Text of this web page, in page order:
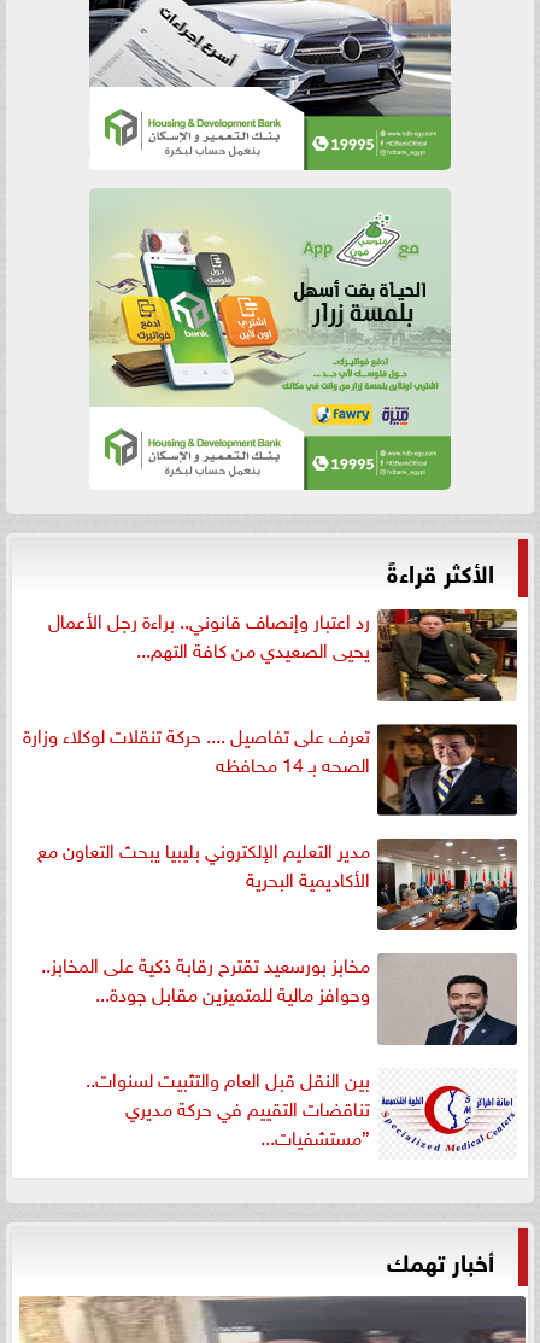
الأكثر قراءةً
رد اعتبار وإنصاف قانوني.. براءة رجل الأعمال
يحيى الصعيدي من كافة التهم...
تعرف على تفاصيل .... حركة تنقلات لوكلاء وزارة
الصحه بـ 14 محافظه
مدير التعليم الإلكتروني بليبيا يبحث التعاون مع
الأكاديمية البحرية
مخابز بورسعيد تقترح رقابة ذكية على المخابز..
وحوافز مالية للمتميزين مقابل جودة...
بين النقل قبل العام والتثبيت لسنوات..
تناقضات التقييم في حركة مديري
”مستشفيات...
أخبار تهمك